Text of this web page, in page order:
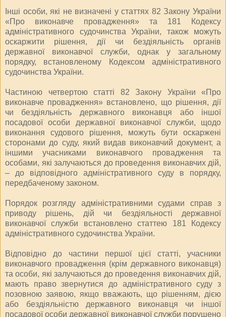
Інші особи, які не визначені у статтях 82 Закону України
«Про виконавче провадження» та 181 Кодексу
адміністративного судочинства України, також можуть
оскаржити рішення, дії чи бездіяльність органів
державної виконавчої служби, однак у загальному
порядку, встановленому Кодексом адміністративного
судочинства України.
Частиною четвертою статті 82 Закону України «Про
виконавче провадження» встановлено, що рішення, дії
чи бездіяльність державного виконавця або іншої
посадової особи державної виконавчої служби, щодо
виконання судового рішення, можуть бути оскаржені
сторонами до суду, який видав виконавчий документ, а
іншими учасниками виконавчого провадження та
особами, які залучаються до проведення виконавчих дій,
– до відповідного адміністративного суду в порядку,
передбаченому законом.
Порядок розгляду адміністративними судами справ з
приводу рішень, дій чи бездіяльності державної
виконавчої служби встановлено статтею 181 Кодексу
адміністративного судочинства України.
Відповідно до частини першої цієї статті, учасники
виконавчого провадження (крім державного виконавця)
та особи, які залучаються до проведення виконавчих дій,
мають право звернутися до адміністративного суду з
позовною заявою, якщо вважають, що рішенням, дією
або бездіяльністю державного виконавця чи іншої
посадової особи державної виконавчої служби порушено